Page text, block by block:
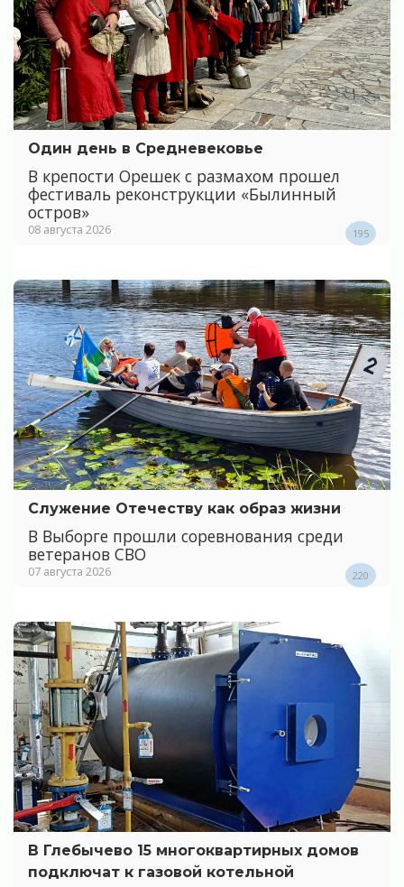
Один день в Средневековье
В крепости Орешек с размахом прошел
фестиваль реконструкции «Былинный
остров»
08 августа 2026 195
Служение Отечеству как образ жизни
В Выборге прошли соревнования среди
ветеранов СВО
07 августа 2026 220
В Глебычево 15 многоквартирных домов
подключат к газовой котельной